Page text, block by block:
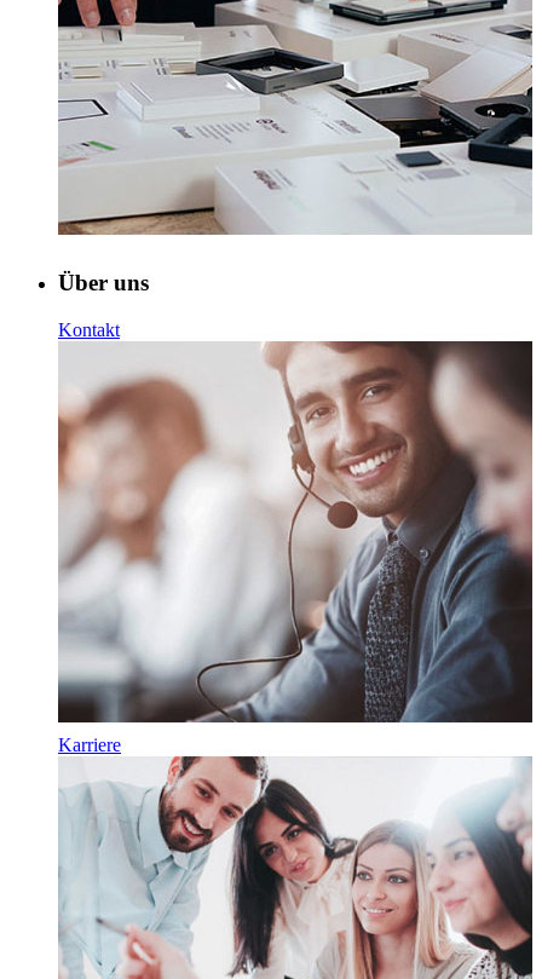
Über uns
Kontakt
Karriere